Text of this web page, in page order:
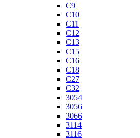
C9
C10
C11
C12
C13
C15
C16
C18
C27
C32
3054
3056
3066
3114
3116